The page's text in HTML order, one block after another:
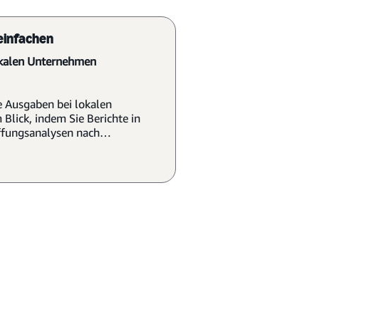
Unternehmen
Ausgaben bei lokalen
indem Sie Berichte in
nach